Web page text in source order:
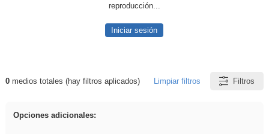
reproducción...
Iniciar sesión
Resultados de: soldador
0medios totales (hay filtros aplicados) Limpiar filtros Filtros
Opciones adicionales: